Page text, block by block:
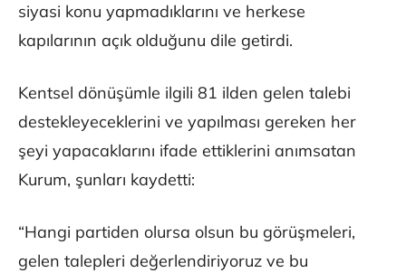
siyasi konu yapmadıklarını ve herkese
kapılarının açık olduğunu dile getirdi.
Kentsel dönüşümle ilgili 81 ilden gelen talebi
destekleyeceklerini ve yapılması gereken her
şeyi yapacaklarını ifade ettiklerini anımsatan
Kurum, şunları kaydetti:
“Hangi partiden olursa olsun bu görüşmeleri,
gelen talepleri değerlendiriyoruz ve bu